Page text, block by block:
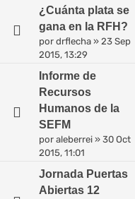
¿Cuánta plata se
gana en la RFH?
por drflecha » 23 Sep
2015, 13:29
Informe de
Recursos
Humanos de la
SEFM
por aleberrei » 30 Oct
2015, 11:01
Jornada Puertas
Abiertas 12